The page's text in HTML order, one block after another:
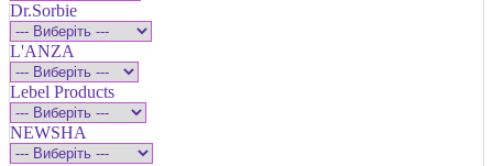
Dr.Sorbie
L'ANZA
Lebel Products
NEWSHA